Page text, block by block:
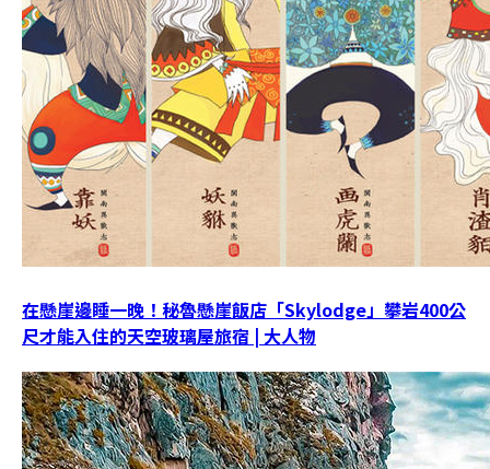
在懸崖邊睡一晚！秘魯懸崖飯店「Skylodge」攀岩400公
尺才能入住的天空玻璃屋旅宿 | 大人物